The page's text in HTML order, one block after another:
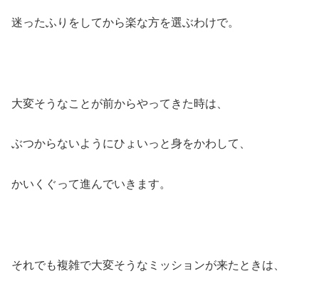
迷ったふりをしてから楽な方を選ぶわけで。
大変そうなことが前からやってきた時は、
ぶつからないようにひょいっと身をかわして、
かいくぐって進んでいきます。
それでも複雑で大変そうなミッションが来たときは、